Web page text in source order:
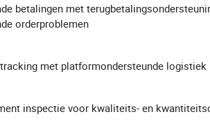
betalingen met
orderproblemen
met platformondersteunde logistiek
inspectie voor kwaliteits- en